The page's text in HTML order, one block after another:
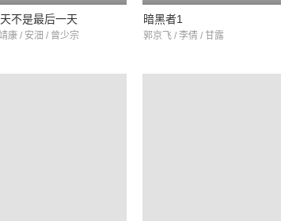
不是最后一天
康 / 安沺 / 曾少宗
暗黑者1
郭京飞 / 李倩 / 甘露